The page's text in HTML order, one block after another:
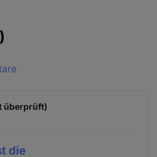
überprüft)
die